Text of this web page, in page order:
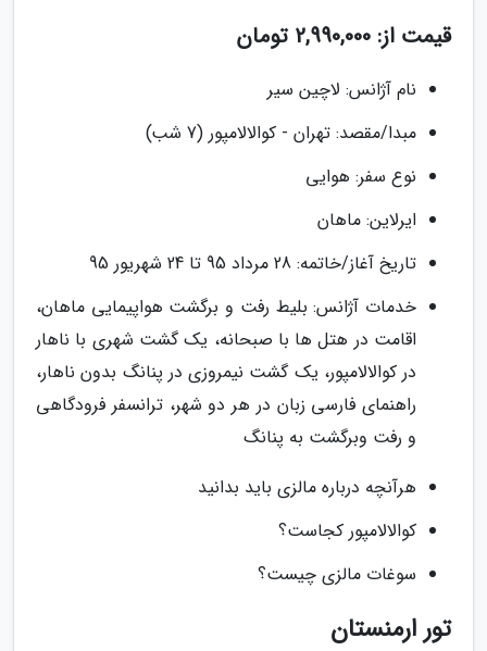
قیمت از: 2,990,000 تومان
نام آژانس: لاچین سیر
مبدا/مقصد: تهران - کوالالامپور (7 شب)
نوع سفر: هوایی
ایرلاین: ماهان
تاریخ آغاز/خاتمه: 28 مرداد 95 تا 24 شهریور 95
خدمات آژانس: بلیط رفت و برگشت هواپیمایی ماهان،
اقامت در هتل ها با صبحانه، یک گشت شهری با ناهار
در کوالالامپور، یک گشت نیمروزی در پنانگ بدون ناهار،
راهنمای فارسی زبان در هر دو شهر، ترانسفر فرودگاهی
و رفت وبرگشت به پنانگ
هرآنچه درباره مالزی باید بدانید
کوالالامپور کجاست؟
سوغات مالزی چیست؟
تور ارمنستان